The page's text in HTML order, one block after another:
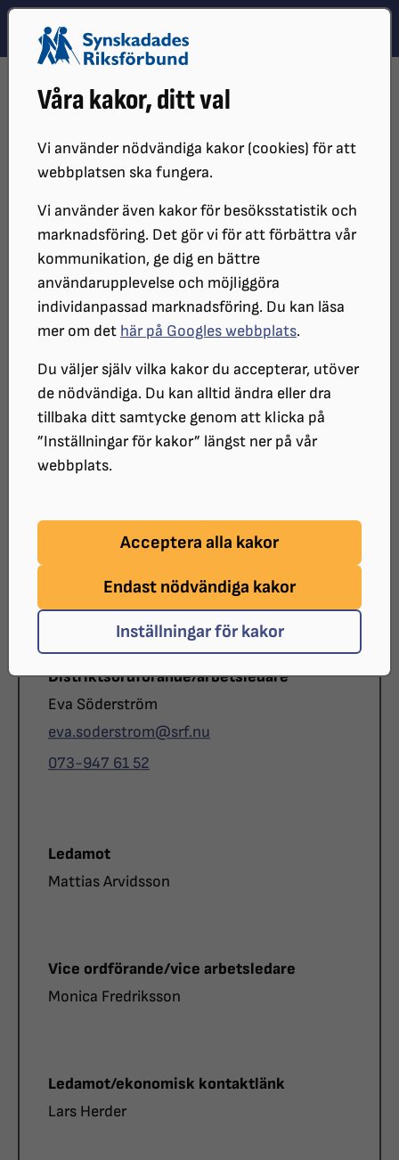
Våra kakor, ditt val
Vi använder nödvändiga kakor (cookies) för att
webbplatsen ska fungera.
Vi använder även kakor för besöksstatistik och
marknadsföring. Det gör vi för att förbättra vår
kommunikation, ge dig en bättre
användarupplevelse och möjliggöra
individanpassad marknadsföring. Du kan läsa
mer om det här på Googles webbplats.
Du väljer själv vilka kakor du accepterar, utöver
de nödvändiga. Du kan alltid ändra eller dra
tillbaka ditt samtycke genom att klicka på
”Inställningar för kakor” längst ner på vår
webbplats.
Acceptera alla kakor
Endast nödvändiga kakor
Inställningar för kakor
Hoppa till innehåll
Hoppa till hitta snabbt
DISTRIKT
SRF VÄSTMANLAND
Välkommen till SRF
Västmanland
Välkommen till distriktsföreningen. Vi är SRF:s organ
på regional nivå och omfattar alla lokalföreningar
Styrelsen SRF Västmanland
Roll
Distriktsordförande/arbetsledare
Namn
Eva Söderström
E-post
eva.soderstrom@srf.nu
Telefon
073-947 61 52
Roll
Ledamot
Namn
Mattias Arvidsson
Roll
Vice ordförande/vice arbetsledare
Namn
Monica Fredriksson
Roll
Ledamot/ekonomisk kontaktlänk
Namn
Lars Herder